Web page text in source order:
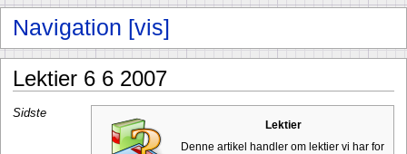
Lektier 6 6 2007
Lektier
Denne artikel handler om lektier vi har for
Sidste